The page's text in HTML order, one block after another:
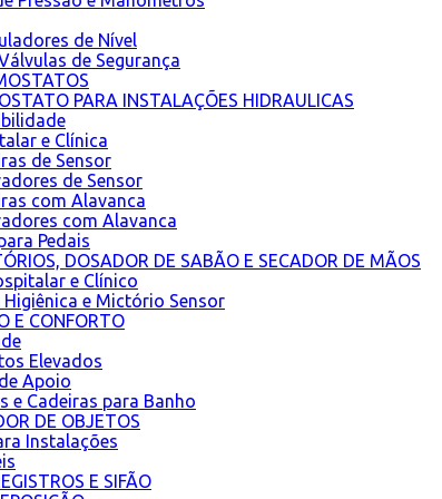
de Nível
de Segurança
PARA INSTALAÇÕES HIDRAULICAS
e Clínica
de Sensor
de Sensor
com Alavanca
com Alavanca
Pedais
DOSADOR DE SABÃO E SECADOR DE MÃOS
e Clínico
Higiênica e Mictório Sensor
E CONFORTO
Elevados
Apoio
e Cadeiras para Banho
DE OBJETOS
Instalações
E SIFÃO